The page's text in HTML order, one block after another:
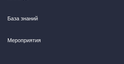
База знаний
Мероприятия